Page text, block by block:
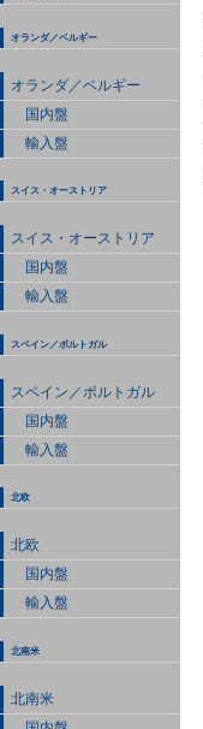
オランダ／ベルギー
オランダ／ベルギー
国内盤
輸入盤
スイス・オーストリア
スイス・オーストリア
国内盤
輸入盤
スペイン／ポルトガル
スペイン／ポルトガル
国内盤
輸入盤
北欧
北欧
国内盤
輸入盤
北南米
北南米